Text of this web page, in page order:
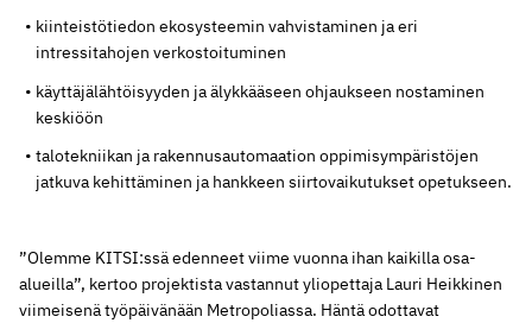
kiinteistötiedon ekosysteemin vahvistaminen ja eri
intressitahojen verkostoituminen
käyttäjälähtöisyyden ja älykkääseen ohjaukseen nostaminen
keskiöön
talotekniikan ja rakennusautomaation oppimisympäristöjen
jatkuva kehittäminen ja hankkeen siirtovaikutukset opetukseen.
”Olemme KITSI:ssä edenneet viime vuonna ihan kaikilla osa-
alueilla”, kertoo projektista vastannut yliopettaja Lauri Heikkinen
viimeisenä työpäivänään Metropoliassa. Häntä odottavat